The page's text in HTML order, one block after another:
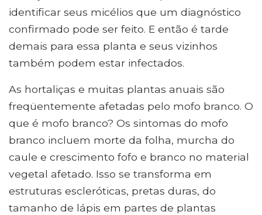
identificar seus micélios que um diagnóstico
confirmado pode ser feito. E então é tarde
demais para essa planta e seus vizinhos
também podem estar infectados.
As hortaliças e muitas plantas anuais são
freqüentemente afetadas pelo mofo branco. O
que é mofo branco? Os sintomas do mofo
branco incluem morte da folha, murcha do
caule e crescimento fofo e branco no material
vegetal afetado. Isso se transforma em
estruturas escleróticas, pretas duras, do
tamanho de lápis em partes de plantas